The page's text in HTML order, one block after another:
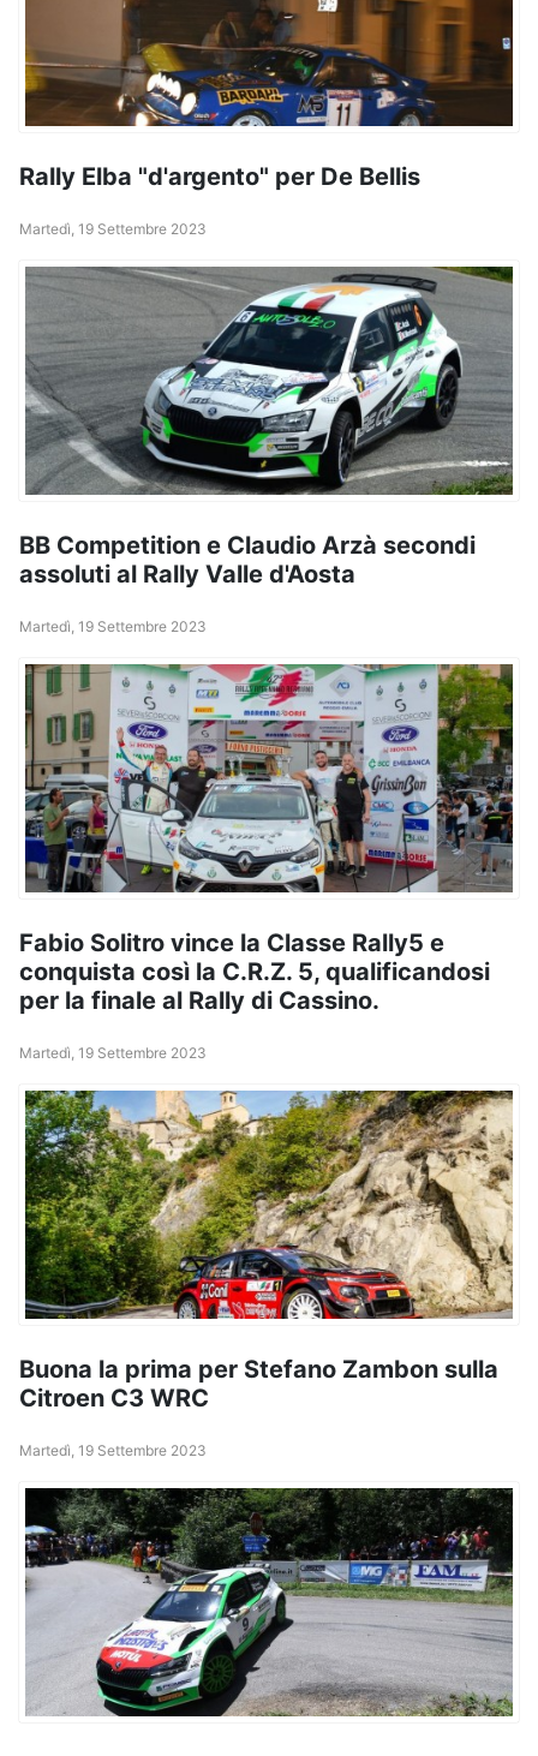
Rally Elba "d'argento" per De Bellis
Martedì, 19 Settembre 2023
BB Competition e Claudio Arzà secondi
assoluti al Rally Valle d'Aosta
Martedì, 19 Settembre 2023
Fabio Solitro vince la Classe Rally5 e
conquista così la C.R.Z. 5, qualificandosi
per la finale al Rally di Cassino.
Martedì, 19 Settembre 2023
Buona la prima per Stefano Zambon sulla
Citroen C3 WRC
Martedì, 19 Settembre 2023